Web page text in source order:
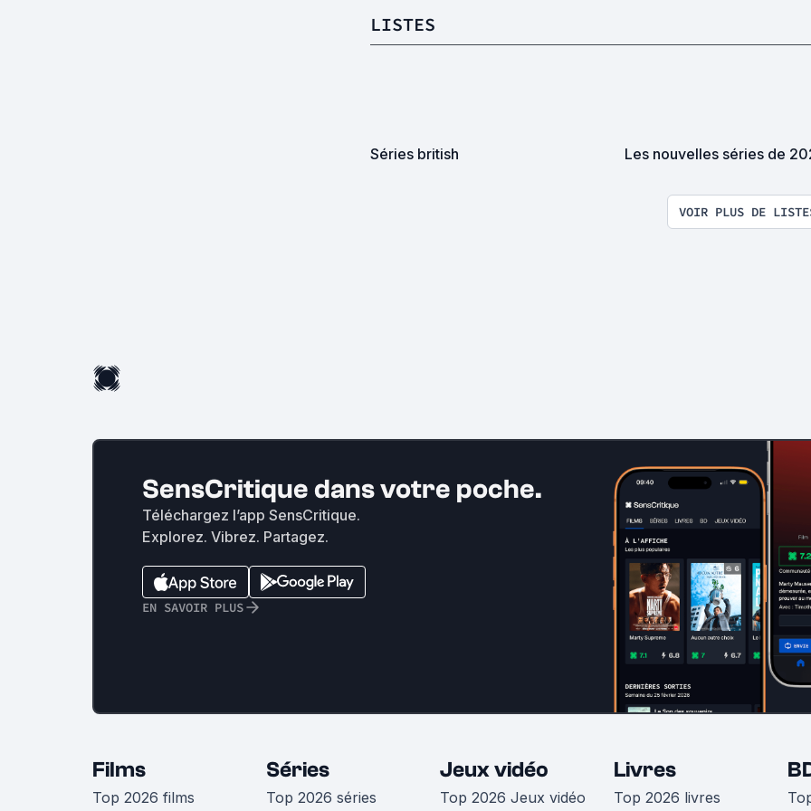
LISTES
Séries british Les nouvelles séries de
VOIR PLUS DE
SensCritique dans votre poche.
Téléchargez l’app SensCritique.
Explorez. Vibrez. Partagez.
EN SAVOIR PLUS
Films
Top 2026 films
Séries
Top 2026 séries
Jeux vidéo
Top 2026 Jeux vidéo
Livres
Top 2026 livres